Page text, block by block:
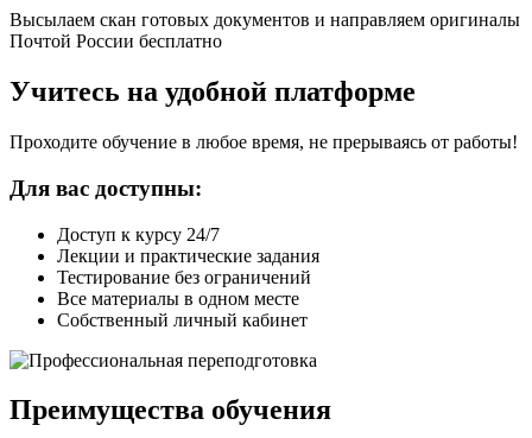
Высылаем скан готовых документов и направляем оригиналы
Почтой России бесплатно
Учитесь на удобной платформе
Проходите обучение в любое время, не прерываясь от работы!
Для вас доступны:
Доступ к курсу 24/7
Лекции и практические задания
Тестирование без ограничений
Все материалы в одном месте
Собственный личный кабинет
Преимущества обучения